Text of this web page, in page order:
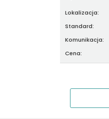
Lokalizacja:
Standard:
Komunikacja:
Cena: